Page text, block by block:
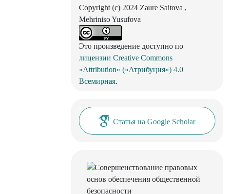
Copyright (c) 2024 Zaure Saitova ,
Mehriniso Yusufova
Это произведение доступно по
лицензии Creative Commons
«Attribution» («Атрибуция») 4.0
Всемирная.
Статья на Google Scholar